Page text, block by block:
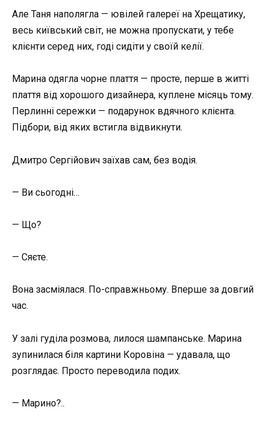
Але Таня наполягла — ювілей галереї на Хрещатику,
весь київський світ, не можна пропускати, у тебе
клієнти серед них, годі сидіти у своїй келії.
Марина одягла чорне плаття — просте, перше в житті
плаття від хорошого дизайнера, куплене місяць тому.
Перлинні сережки — подарунок вдячного клієнта.
Підбори, від яких встигла відвикнути.
Дмитро Сергійович заїхав сам, без водія.
— Ви сьогодні…
— Що?
— Сяєте.
Вона засміялася. По-справжньому. Вперше за довгий
час.
У залі гуділа розмова, лилося шампанське. Марина
зупинилася біля картини Коровіна — удавала, що
розглядає. Просто переводила подих.
— Марино?..